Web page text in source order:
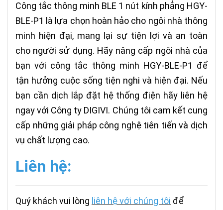
Công tắc thông minh BLE 1 nút kính phẳng HGY-
BLE-P1 là lựa chọn hoàn hảo cho ngôi nhà thông
minh hiện đại, mang lại sự tiện lợi và an toàn
cho người sử dụng. Hãy nâng cấp ngôi nhà của
bạn với công tắc thông minh HGY-BLE-P1 để
tận hưởng cuộc sống tiện nghi và hiện đại. Nếu
bạn cần dịch lắp đặt hệ thống điện hãy liên hệ
ngay với Công ty DIGIVI. Chúng tôi cam kết cung
cấp những giải pháp công nghệ tiên tiến và dịch
vụ chất lượng cao.
Liên hệ:
Quý khách vui lòng liên hệ với chúng tôi để